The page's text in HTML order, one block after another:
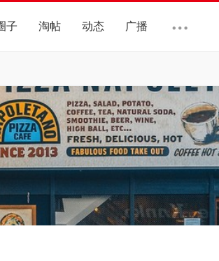
子 淘帖 动态 广播